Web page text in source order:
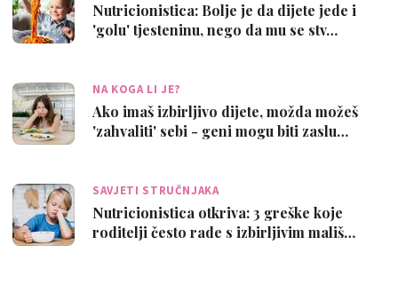
Nutricionistica: Bolje je da dijete jede i
'golu' tjesteninu, nego da mu se stv…
NA KOGA LI JE?
Ako imaš izbirljivo dijete, možda možeš
'zahvaliti' sebi - geni mogu biti zaslu…
SAVJETI STRUČNJAKA
Nutricionistica otkriva: 3 greške koje
roditelji često rade s izbirljivim mališ…